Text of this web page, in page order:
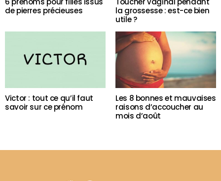
de pierres précieuses
la grossesse : est-ce bien
utile ?
Victor : tout ce qu’il faut
savoir sur ce prénom
Les 8 bonnes et mauvaises
raisons d’accoucher au
mois d’août